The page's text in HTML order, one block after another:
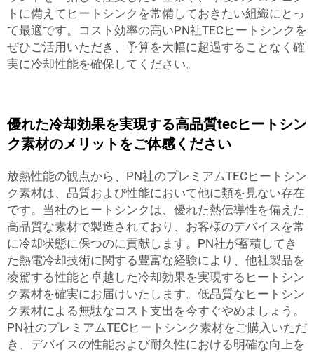
トに備えてヒートシンクを常備しておきたい組織にとっ
て最適です。コスト効率の高いPN社TECヒートシンクを
ぜひご活用いただき、予算を大幅に超過することなく確
実に冷却性能を確保してください。
優れた冷却効果を実現する高品質tecヒートシン
ク素材のメリットをご体感ください
放熱性能の観点から、PN社のプレミアムTECヒートシン
ク素材は、品質および性能において他に類を見ない存在
です。当社のヒートシンクは、優れた熱伝導性を備えた
高品質な素材で製造されており、お客様のデバイスを常
に冷却状態に保つのに貢献します。PN社が蓄積してき
た熱電冷却技術に関する豊富な経験により、他社製品を
凌駕する性能と卓越した冷却効果を実現するヒートシン
ク素材を確実にお届けいたします。低品質なヒートシン
ク素材による無駄なコスト支出を今すぐやめましょう。
PN社のプレミアムTECヒートシンク素材をご購入いただ
き、デバイスの性能および耐久性における明確な向上を